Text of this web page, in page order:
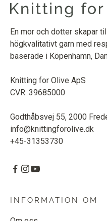
En mor och dotter skapar
högkvalitativt garn med
baserade i Köpenhamn,
Knitting for Olive ApS
CVR: 39685000
Godthåbsvej 55, 2000
info@knittingforolive.dk
+45-31353730
INFORMATION OM